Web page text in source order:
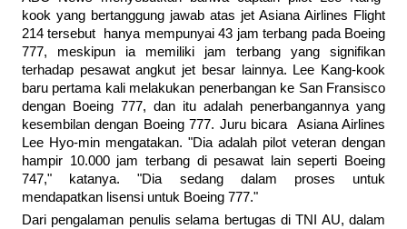
kook yang bertanggung jawab atas jet Asiana Airlines Flight
214 tersebut hanya mempunyai 43 jam terbang pada Boeing
777, meskipun ia memiliki jam terbang yang signifikan
terhadap pesawat angkut jet besar lainnya. Lee Kang-kook
baru pertama kali melakukan penerbangan ke San Fransisco
dengan Boeing 777, dan itu adalah penerbangannya yang
kesembilan dengan Boeing 777. Juru bicara Asiana Airlines
Lee Hyo-min mengatakan. "Dia adalah pilot veteran dengan
hampir 10.000 jam terbang di pesawat lain seperti Boeing
747," katanya. "Dia sedang dalam proses untuk
mendapatkan lisensi untuk Boeing 777."
Dari pengalaman penulis selama bertugas di TNI AU, dalam